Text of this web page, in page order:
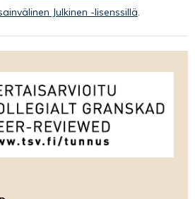
Julkinen -lisenssillä.